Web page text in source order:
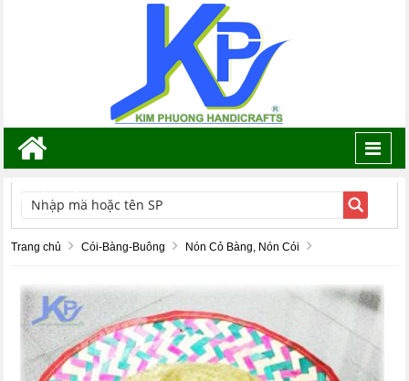
TÌM KIẾM
Trang chủ Cói-Bàng-Buông Nón Cỏ Bàng, Nón Cói